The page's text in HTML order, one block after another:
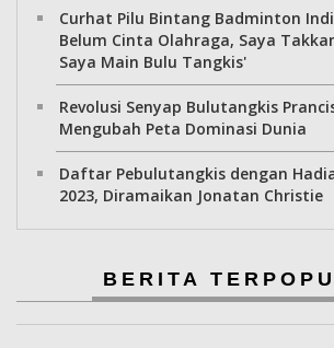
Curhat Pilu Bintang Badminton
Belum Cinta Olahraga, Saya
Saya Main Bulu Tangkis'
Revolusi Senyap Bulutangkis
Mengubah Peta Dominasi Dunia
Daftar Pebulutangkis dengan
2023, Diramaikan Jonatan Christie
BERITA